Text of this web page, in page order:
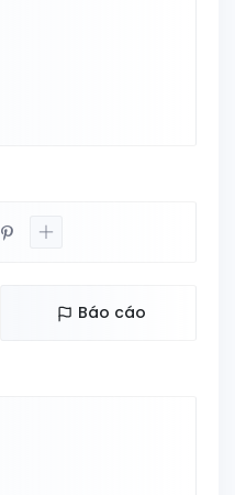
Báo cáo